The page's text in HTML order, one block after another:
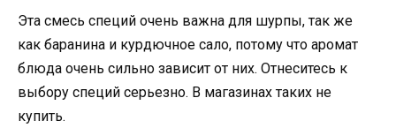
Эта смесь специй очень важна для шурпы, так же
как баранина и курдючное сало, потому что аромат
блюда очень сильно зависит от них. Отнеситесь к
выбору специй серьезно. В магазинах таких не
купить.